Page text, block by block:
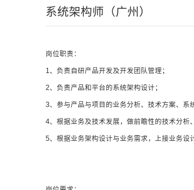
系统架构师（广州）
岗位职责：
1、负责自研产品开发及开发团队管理；
2、负责产品和平台的系统架构设计；
3、参与产品与项目的业务分析、技术方案、系
4、根据业务及技术发展，做前瞻性的技术分析
5、根据业务架构设计与业务需求，上接业务设